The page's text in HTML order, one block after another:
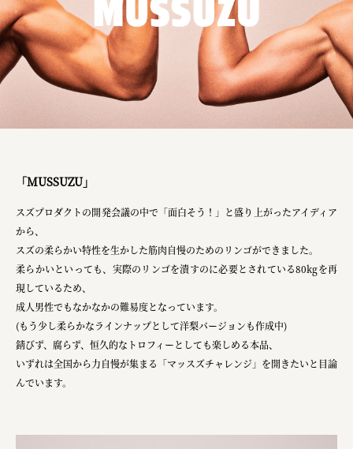
「MUSSUZU」
スズプロダクトの開発会議の中で「面白そう！」と盛り上がったアイディア
から、
スズの柔らかい特性を生かした筋肉自慢のためのリンゴができました。
柔らかいといっても、実際のリンゴを潰すのに必要とされている80kgを再
現しているため、
成人男性でもなかなかの難易度となっています。
(もう少し柔らかなラインナップとして洋梨バージョンも作成中)
錆びず、腐らず、恒久的なトロフィーとしても楽しめる本品、
いずれは全国から力自慢が集まる「マッスズチャレンジ」を開きたいと目論
んでいます。